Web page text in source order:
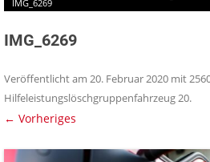
IMG_6269
IMG_6269
Veröffentlicht am 20. Februar 2020 mit
Hilfeleistungslöschgruppenfahrzeug 20.
← Vorheriges